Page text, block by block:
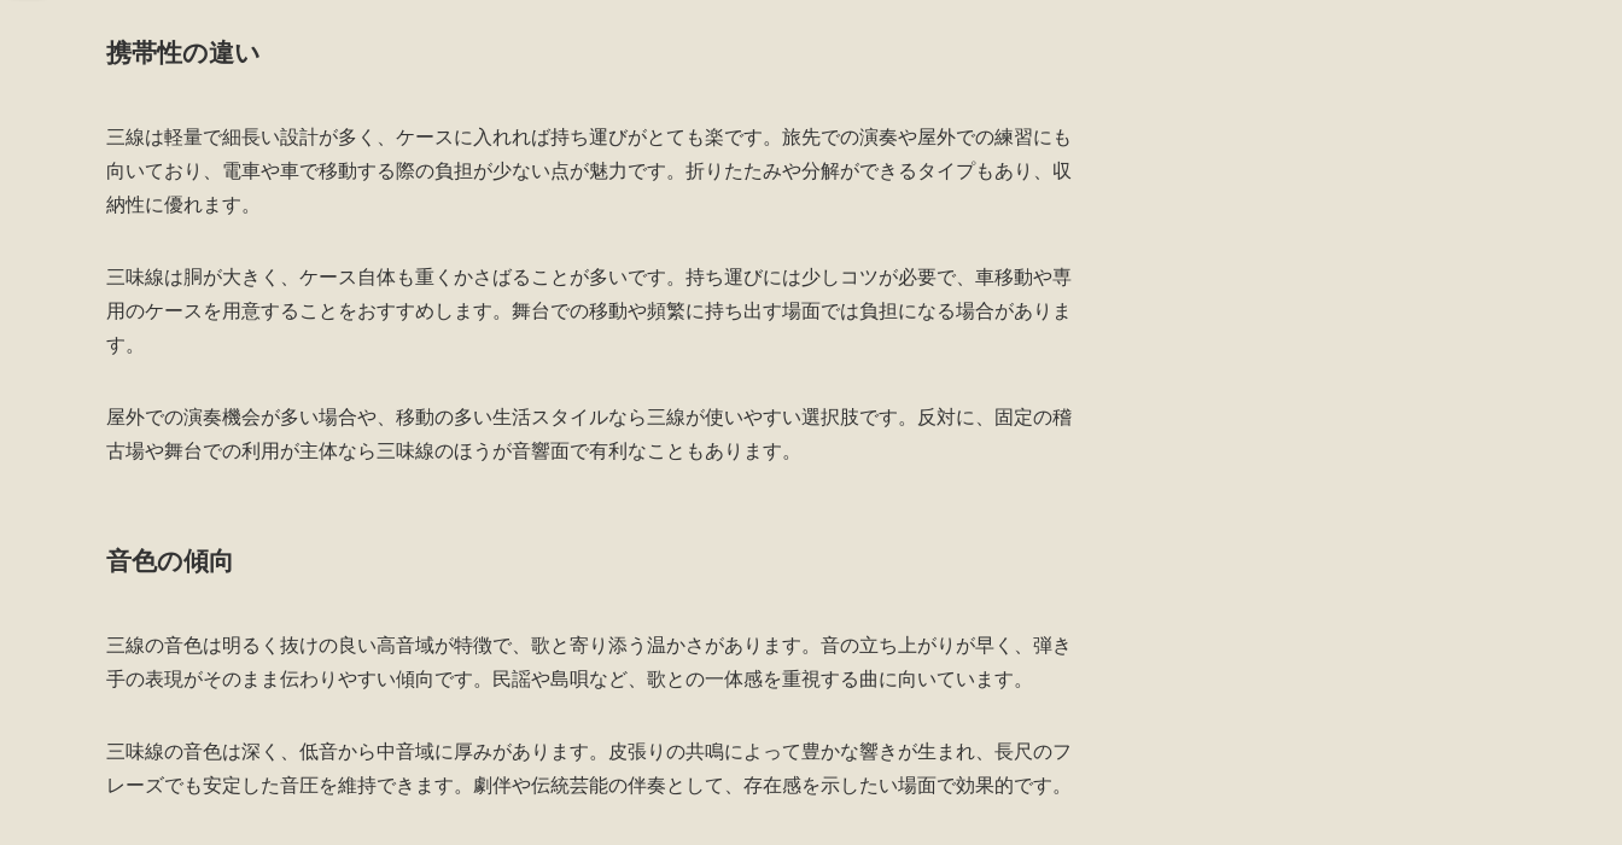
携帯性の違い
三線は軽量で細長い設計が多く、ケースに入れれば持ち運びがとても楽です。旅先での演奏や屋外での練習にも
向いており、電車や車で移動する際の負担が少ない点が魅力です。折りたたみや分解ができるタイプもあり、収
納性に優れます。
三味線は胴が大きく、ケース自体も重くかさばることが多いです。持ち運びには少しコツが必要で、車移動や専
用のケースを用意することをおすすめします。舞台での移動や頻繁に持ち出す場面では負担になる場合がありま
す。
屋外での演奏機会が多い場合や、移動の多い生活スタイルなら三線が使いやすい選択肢です。反対に、固定の稽
古場や舞台での利用が主体なら三味線のほうが音響面で有利なこともあります。
音色の傾向
三線の音色は明るく抜けの良い高音域が特徴で、歌と寄り添う温かさがあります。音の立ち上がりが早く、弾き
手の表現がそのまま伝わりやすい傾向です。民謡や島唄など、歌との一体感を重視する曲に向いています。
三味線の音色は深く、低音から中音域に厚みがあります。皮張りの共鳴によって豊かな響きが生まれ、長尺のフ
レーズでも安定した音圧を維持できます。劇伴や伝統芸能の伴奏として、存在感を示したい場面で効果的です。